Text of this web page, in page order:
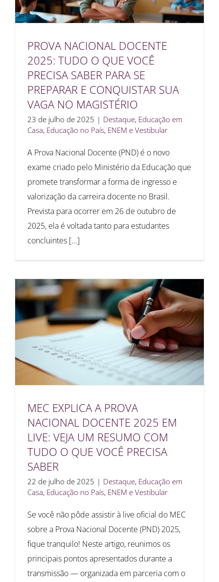
PROVA NACIONAL DOCENTE
2025: TUDO O QUE VOCÊ
PRECISA SABER PARA SE
PREPARAR E CONQUISTAR SUA
VAGA NO MAGISTÉRIO
23 de julho de 2025 | Destaque, Educação em
Casa, Educação no País, ENEM e Vestibular
A Prova Nacional Docente (PND) é o novo
exame criado pelo Ministério da Educação que
promete transformar a forma de ingresso e
valorização da carreira docente no Brasil.
Prevista para ocorrer em 26 de outubro de
2025, ela é voltada tanto para estudantes
concluintes [...]
MEC EXPLICA A PROVA
NACIONAL DOCENTE 2025 EM
LIVE: VEJA UM RESUMO COM
TUDO O QUE VOCÊ PRECISA
SABER
22 de julho de 2025 | Destaque, Educação em
Casa, Educação no País, ENEM e Vestibular
Se você não pôde assistir à live oficial do MEC
sobre a Prova Nacional Docente (PND) 2025,
fique tranquilo! Neste artigo, reunimos os
principais pontos apresentados durante a
transmissão — organizada em parceria com o